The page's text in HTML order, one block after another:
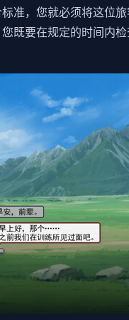
准，您就必须将这位
既要在规定的时间内